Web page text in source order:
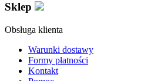
Sklep
Obsługa klienta
Warunki dostawy
Formy płatności
Kontakt